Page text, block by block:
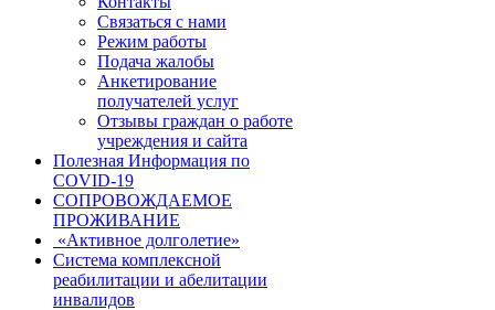
Связаться с нами
Режим работы
Подача жалобы
Анкетирование
получателей услуг
Отзывы граждан о работе
учреждения и сайта
Полезная Информация по
COVID-19
СОПРОВОЖДАЕМОЕ
ПРОЖИВАНИЕ
«Активное долголетие»
Система комплексной
реабилитации и абелитации
инвалидов